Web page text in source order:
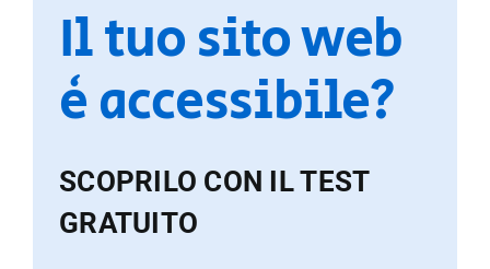
Il tuo sito web
è accessibile?
SCOPRILO CON IL TEST
GRATUITO